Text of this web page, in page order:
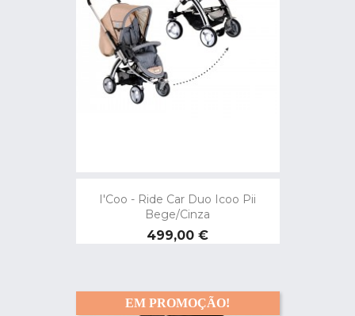
I'Coo - Ride Car Duo Icoo Pii
Bege/cinza
Preço
499,00 €
EM PROMOÇÃO!